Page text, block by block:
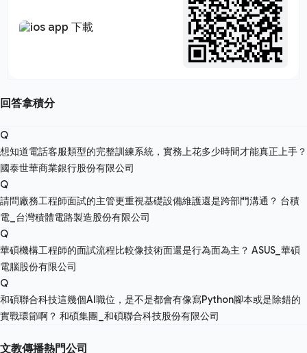
回答拿積分
Q
想知道電話客服類型的完整訓練系統，實務上花多少時間才能真正上手？
國泰世華商業銀行股份有限公司
Q
請問廠務工程師面試的主管更重視基礎設備維護還是跨部門溝通？ 台積
電_台灣積體電路製造股份有限公司
Q
華碩機構工程師的面試流程比較像技術面還是行為面為主？ ASUS_華碩
電腦股份有限公司
Q
和碩聯合科技這幾個AI職位，是不是都會有像寫Python腳本或是除錯的
實戰環節啊？ 和碩集團_和碩聯合科技股份有限公司
文教傳播熱門公司